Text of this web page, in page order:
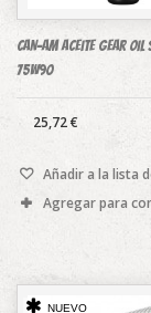
CAN-AM aceite Gear
75w90
25,72 €
Añadir a la lista
Agregar para
NUEVO